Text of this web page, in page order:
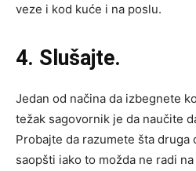
veze i kod kuće i na poslu.
4. Slušajte.
Jedan od načina da izbegnete
težak sagovornik je da naučite
Probajte da razumete šta druga
saopšti iako to možda ne radi